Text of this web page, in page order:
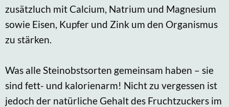
zusätzluch mit Calcium, Natrium und Magnesium
sowie Eisen, Kupfer und Zink um den Organismus
zu stärken.
Was alle Steinobstsorten gemeinsam haben – sie
sind fett- und kalorienarm! Nicht zu vergessen ist
jedoch der natürliche Gehalt des Fruchtzuckers im